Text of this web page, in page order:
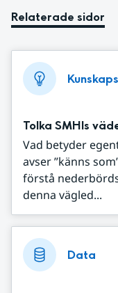
Relaterade sidor
Tolka SMHIs
Vad betyder
avser ”känns
förstå
denna vägled...
Data